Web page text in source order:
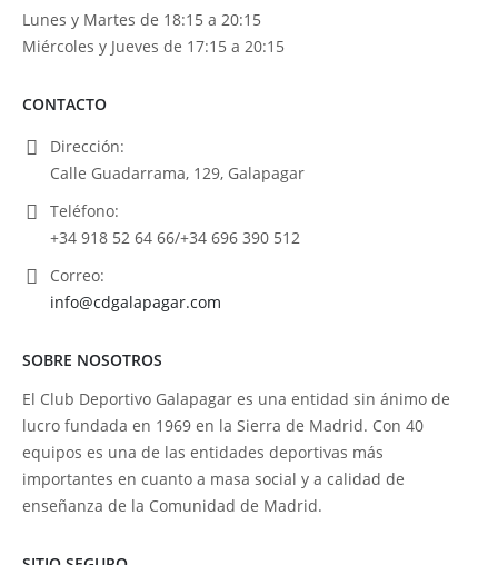
Lunes y Martes de 18:15 a 20:15
Miércoles y Jueves de 17:15 a 20:15
CONTACTO
Dirección:
Calle Guadarrama, 129, Galapagar
Teléfono:
+34 918 52 64 66/+34 696 390 512
Correo:
info@cdgalapagar.com
SOBRE NOSOTROS
El Club Deportivo Galapagar es una entidad sin ánimo de
lucro fundada en 1969 en la Sierra de Madrid. Con 40
equipos es una de las entidades deportivas más
importantes en cuanto a masa social y a calidad de
enseñanza de la Comunidad de Madrid.